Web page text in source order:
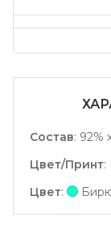
Состав: 92%
Цвет/Принт:
Цвет: